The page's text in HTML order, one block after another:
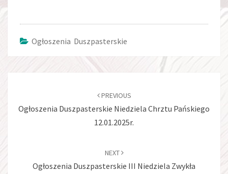
Ogłoszenia Duszpasterskie
PREVIOUS
Ogłoszenia Duszpasterskie Niedziela Chrztu Pańskiego
12.01.2025r.
NEXT
Ogłoszenia Duszpasterskie III Niedziela Zwykła